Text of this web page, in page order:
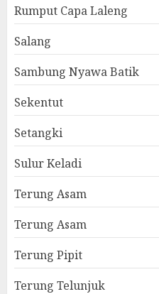
Rumput Capa Laleng
Salang
Sambung Nyawa Batik
Sekentut
Setangki
Sulur Keladi
Terung Asam
Terung Asam
Terung Pipit
Terung Telunjuk